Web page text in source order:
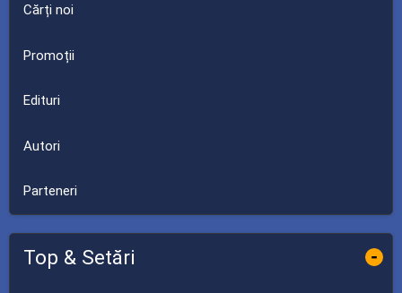
Cărți noi
Promoții
Edituri
Autori
Parteneri
Top & Setări -